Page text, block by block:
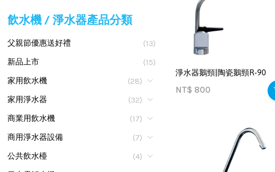
飲水機 / 淨水器產品分類
父親節優惠送好禮
(13)
新品上市
(15)
家用飲水機
(28)
家用淨水器
(32)
商業用飲水機
(17)
商用淨水器設備
(7)
公共飲水檯
(4)
淨水器鵝頸|陶瓷鵝頸R-90
NT$ 800